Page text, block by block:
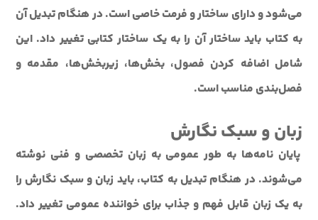
می‌شود و دارای ساختار و فرمت خاصی است. در هنگام تبدیل آن
به کتاب باید ساختار آن را به یک ساختار کتابی تغییر داد. این
شامل اضافه کردن فصول، بخش‌ها، زیربخش‌ها، مقدمه و
فصل‌بندی مناسب است.
زبان و سبک نگارش
پایان نامه‌ها به طور عمومی به زبان تخصصی و فنی نوشته
می‌شوند. در هنگام تبدیل به کتاب، باید زبان و سبک نگارش را
به یک زبان قابل فهم و جذاب برای خواننده عمومی تغییر داد.